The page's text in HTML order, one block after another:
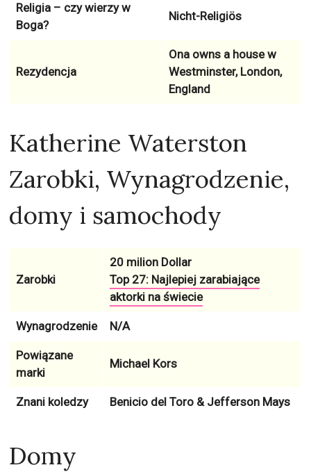
Religia – czy wierzy w
Boga?
Nicht-Religiös
Rezydencja
Ona owns a house w
Westminster, London,
England
Katherine Waterston
Zarobki, Wynagrodzenie,
domy i samochody
Zarobki
20 milion Dollar
Top 27: Najlepiej zarabiające
aktorki na świecie
Wynagrodzenie N/A
Powiązane
marki
Michael Kors
Znani koledzy Benicio del Toro & Jefferson Mays
Domy